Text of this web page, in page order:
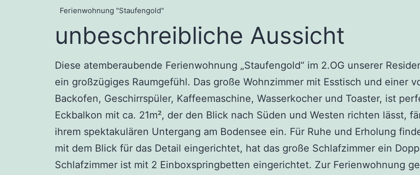
Ferienwohnung "Staufengold"
unbeschreibliche Aussicht
Diese atemberaubende Ferienwohnung „Staufengold“ im 2.OG unserer
ein großzügiges Raumgefühl. Das große Wohnzimmer mit Esstisch und einer
Backofen, Geschirrspüler, Kaffeemaschine, Wasserkocher und Toaster, ist
Eckbalkon mit ca. 21m², der den Blick nach Süden und Westen richten lässt,
ihrem spektakulären Untergang am Bodensee ein. Für Ruhe und Erholung
mit dem Blick für das Detail eingerichtet, hat das große Schlafzimmer ein
Schlafzimmer ist mit 2 Einboxspringbetten eingerichtet. Zur Ferienwohnung